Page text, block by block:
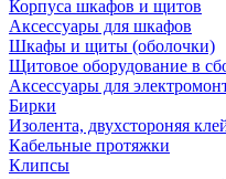
Корпуса шкафов и щитов
Аксессуары для шкафов
Шкафы и щиты (оболочки)
Щитовое оборудование в
Аксессуары для
Бирки
Изолента, двухстороняя
Кабельные протяжки
Клипсы